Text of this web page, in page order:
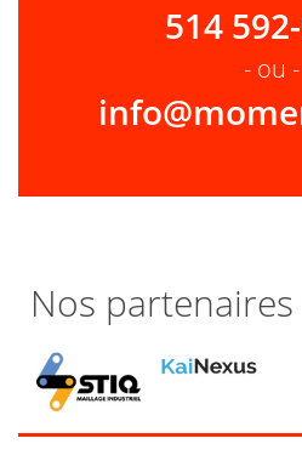
514
- ou -
Nos partenaires